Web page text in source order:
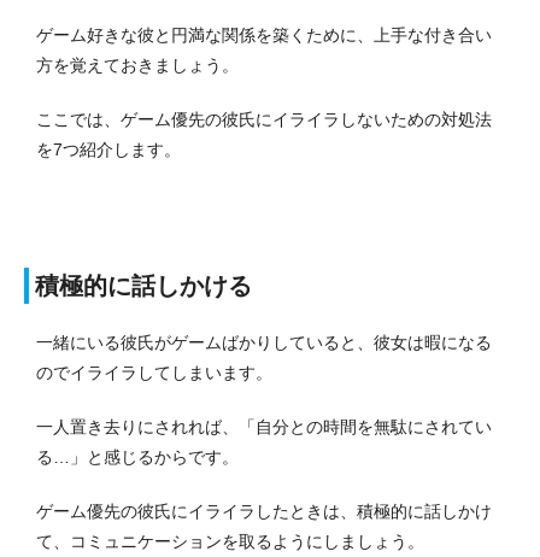
ゲーム好きな彼と円満な関係を築くために、上手な付き合い
方を覚えておきましょう。
ここでは、ゲーム優先の彼氏にイライラしないための対処法
を7つ紹介します。
積極的に話しかける
一緒にいる彼氏がゲームばかりしていると、彼女は暇になる
のでイライラしてしまいます。
一人置き去りにされれば、「自分との時間を無駄にされてい
る…」と感じるからです。
ゲーム優先の彼氏にイライラしたときは、積極的に話しかけ
て、コミュニケーションを取るようにしましょう。